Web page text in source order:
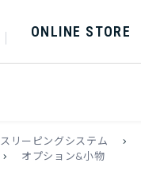
ONLINE STORE
スリーピングシステム >
> オプション&小物